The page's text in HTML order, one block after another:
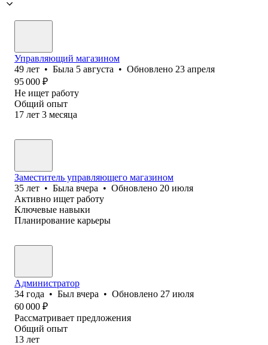
Управляющий магазином
49 лет • Была 5 августа • Обновлено 23 апреля
95 000 ₽
Не ищет работу
Общий опыт
17 лет 3 месяца
Заместитель управляющего магазином
35 лет • Была вчера • Обновлено 20 июля
Активно ищет работу
Ключевые навыки
Планирование карьеры
Администратор
34 года • Был вчера • Обновлено 27 июля
60 000 ₽
Рассматривает предложения
Общий опыт
13 лет